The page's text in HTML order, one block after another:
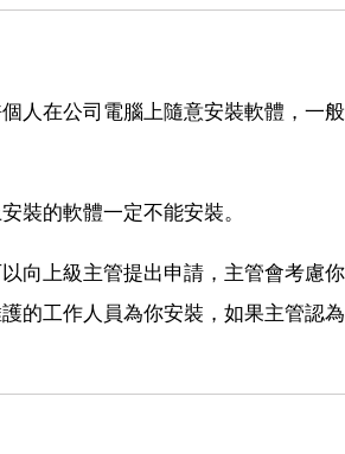
人在公司電腦上隨意安裝軟體，一
裝的軟體一定不能安裝。
向上級主管提出申請，主管會考慮
的工作人員為你安裝，如果主管認